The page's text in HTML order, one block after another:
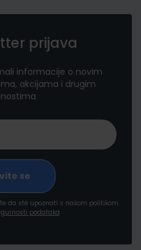
prijava
informacije o novim
akcijama i drugim
da ste upoznati s našom politikom
podataka